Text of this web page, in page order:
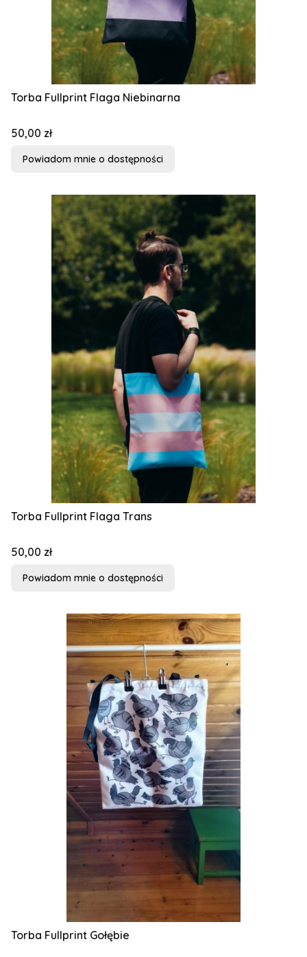
Torba Fullprint Flaga Niebinarna
Cena
50,00 zł
Powiadom mnie o dostępności
Torba Fullprint Flaga Trans
Cena
50,00 zł
Powiadom mnie o dostępności
Torba Fullprint Gołębie